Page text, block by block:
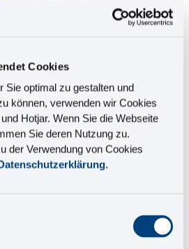
Cookies
Sie optimal zu gestalten und
können, verwenden wir Cookies
Hotjar. Wenn Sie die Webseite
Sie deren Nutzung zu.
der Verwendung von Cookies
.
einen Blick